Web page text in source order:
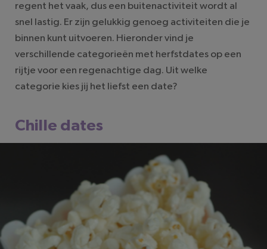
regent het vaak, dus een buitenactiviteit wordt al
snel lastig. Er zijn gelukkig genoeg activiteiten die je
binnen kunt uitvoeren. Hieronder vind je
verschillende categorieën met herfstdates op een
rijtje voor een regenachtige dag. Uit welke
categorie kies jij het liefst een date?
Chille dates